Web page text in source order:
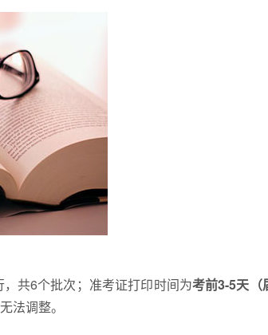
共6个批次；准考证打印时间为考前3-5天（
法调整。